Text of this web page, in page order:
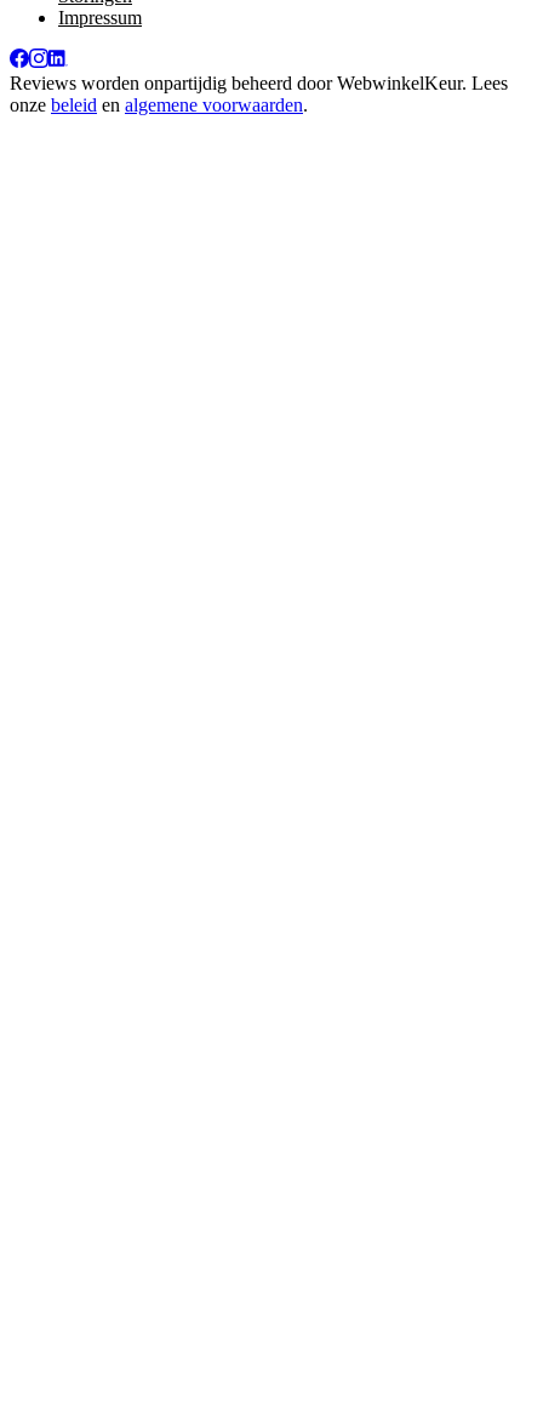
Impressum
Reviews worden onpartijdig beheerd doorWebwinkelKeur. Lees
onze beleid en algemene voorwaarden.